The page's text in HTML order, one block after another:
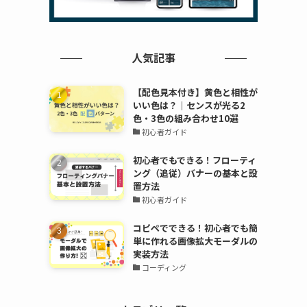
人気記事
【配色見本付き】黄色と相性が
いい色は？｜センスが光る2
色・3色の組み合わせ10選
初心者ガイド
初心者でもできる！フローティ
ング（追従）バナーの基本と設
置方法
初心者ガイド
コピペでできる！初心者でも簡
単に作れる画像拡大モーダルの
実装方法
コーディング